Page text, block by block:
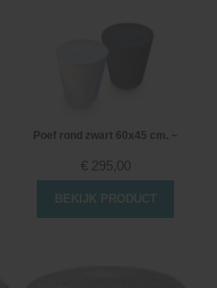
Poef rond zwart 60x45 cm. ~
€ 295,00
BEKIJK PRODUCT